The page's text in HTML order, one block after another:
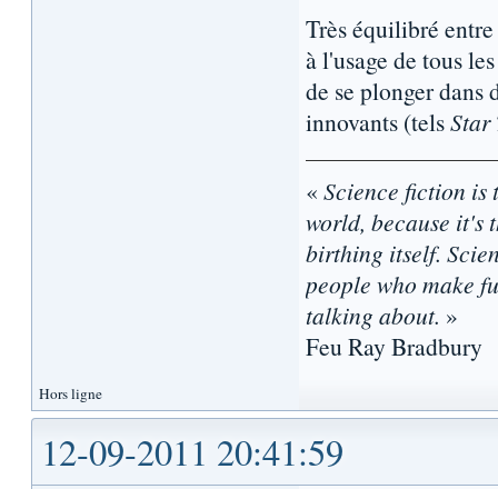
Très équilibré
à l'usage de tous
de se plonger dans
innovants (telsStar
« Science fiction is
world, because it's
birthing itself.
people who make
talking about. »
Feu Ray Bradbury
Hors ligne
12-09-2011 20:41:59